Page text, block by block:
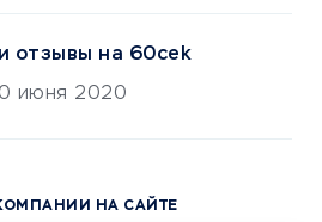
отзывы на 60cek
июня 2020
НА САЙТЕ